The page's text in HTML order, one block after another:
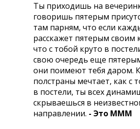
Ты приходишь на
говоришь пятерым
там парням, что если
расскажет пятерым своим
что с тобой круто в
свою очередь еще
они поимеют тебя даром.
полстраны мечтает, как с
в постели, ты всех
скрываешься в
направлении. - Это МММ